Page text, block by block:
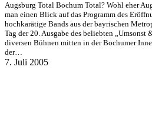
Augsburg Total Bochum Total? Wohl eher
man einen Blick auf das Programm des
hochkarätige Bands aus der bayrischen
Tag der 20. Ausgabe des beliebten „Umsonst
diversen Bühnen mitten in der Bochumer
der…
7. Juli 2005